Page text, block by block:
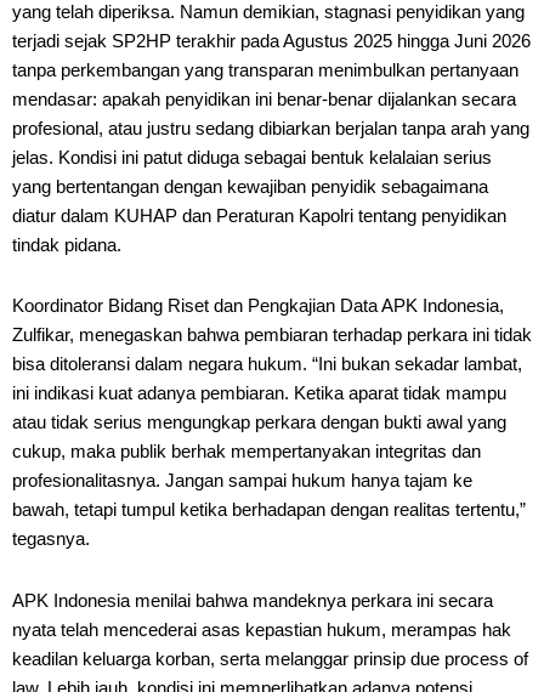
yang telah diperiksa. Namun demikian, stagnasi penyidikan yang
terjadi sejak SP2HP terakhir pada Agustus 2025 hingga Juni 2026
tanpa perkembangan yang transparan menimbulkan pertanyaan
mendasar: apakah penyidikan ini benar-benar dijalankan secara
profesional, atau justru sedang dibiarkan berjalan tanpa arah yang
jelas. Kondisi ini patut diduga sebagai bentuk kelalaian serius
yang bertentangan dengan kewajiban penyidik sebagaimana
diatur dalam KUHAP dan Peraturan Kapolri tentang penyidikan
tindak pidana.
Koordinator Bidang Riset dan Pengkajian Data APK Indonesia,
Zulfikar, menegaskan bahwa pembiaran terhadap perkara ini tidak
bisa ditoleransi dalam negara hukum. “Ini bukan sekadar lambat,
ini indikasi kuat adanya pembiaran. Ketika aparat tidak mampu
atau tidak serius mengungkap perkara dengan bukti awal yang
cukup, maka publik berhak mempertanyakan integritas dan
profesionalitasnya. Jangan sampai hukum hanya tajam ke
bawah, tetapi tumpul ketika berhadapan dengan realitas tertentu,”
tegasnya.
APK Indonesia menilai bahwa mandeknya perkara ini secara
nyata telah mencederai asas kepastian hukum, merampas hak
keadilan keluarga korban, serta melanggar prinsip due process of
law. Lebih jauh, kondisi ini memperlihatkan adanya potensi